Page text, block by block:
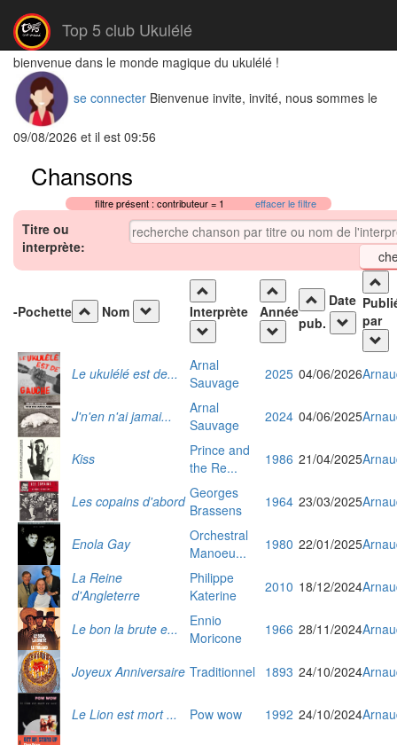
Top 5 club Ukulélé
bienvenue dans le monde magique du ukulélé !
se connecter Bienvenue invite, invité, nous sommes le
09/08/2026 et il est 09:56
Chansons
filtre présent : contributeur = 1 effacer le filtre
Titre ou
interprète:
-Pochette Nom Interprète Année
Date
pub.
par
Le ukulélé est de...
Arnal
Sauvage
2025 04/06/2026
J'n'en n'ai jamai...
Arnal
Sauvage
2024 04/06/2025
Kiss
Prince and
the Re...
1986 21/04/2025
Les copains d'abord Georges
Brassens
1964 23/03/2025
Enola Gay
Orchestral
Manoeu...
1980 22/01/2025
La Reine
d'Angleterre
Philippe
Katerine
2010 18/12/2024
Le bon la brute e...
Ennio
Moricone
1966 28/11/2024
Joyeux Anniversaire Traditionnel 1893 24/10/2024
Le Lion est mort ... Pow wow 1992 24/10/2024